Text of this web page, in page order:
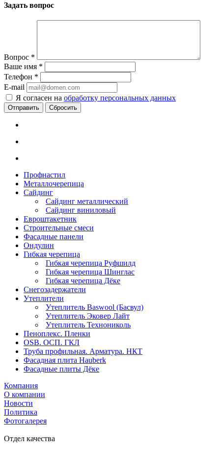
Задать вопрос
Вопрос *
Ваше имя *
Телефон *
E-mail
Я согласен на обработку персональных данных
Сбросить
Профнастил
Металлочерепица
Сайдинг
Сайдинг металлический
Сайдинг виниловый
Евроштакетник
Строительные смеси
Фасадные панели
Ондулин
Гибкая черепица
Гибкая черепица Руфшилд
Гибкая черепица Шинглас
Гибкая черепица Дёке
Снегозадержатели
Утеплители
Утеплитель Baswool (Басвул)
Утеплитель Эковер Лайт
Утеплитель Технониколь
Пеноплекс. Пленки
OSB. ОСП. ГКЛ
Труба профильная. Арматура. НКТ
Фасадная плита Hauberk
Фасадные плиты Дёке
Компания
О компании
Новости
Политика
Фотогалерея
Отдел качества